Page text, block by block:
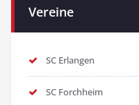
Vereine
SC Erlangen
SC Forchheim